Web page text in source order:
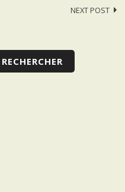
NEXT POST
RECHERCHER